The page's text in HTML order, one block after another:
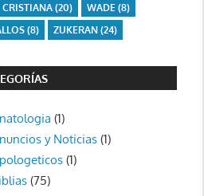
(20) WADE (8)
(8) ZUKERAN(24)
(1)
y Noticias (1)
(1)
(75)